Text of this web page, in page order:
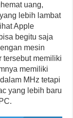
uang,
lebih lambat
Apple
begitu saja
mesin
tersebut memiliki
memiliki
MHz tetapi
yang lebih baru